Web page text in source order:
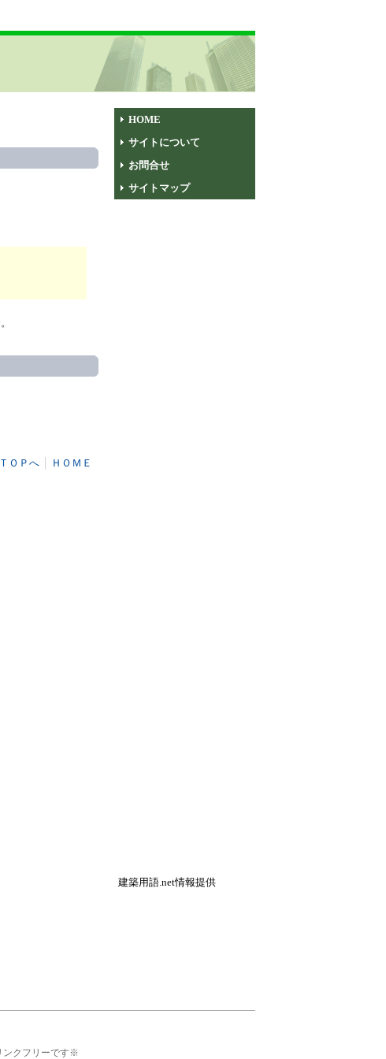
ＴＯＰへ│ ＨＯＭＥ
HOME
サイトについて
お問合せ
サイトマップ
建築用語.net情報提供
クフリーです※